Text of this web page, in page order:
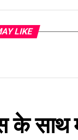
LIKE
के साथ